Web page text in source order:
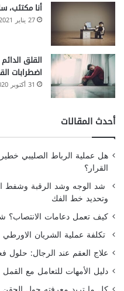
أنا مكتئب،
27 يناير 2021
القلق
اضطرابات
31 أكتوبر 2020
أحدث المقالات
هل عملية الرباط الصليبي
القرار؟
شد الوجه وشد الرقبة وشفط
وتحديد خط الفك
كيف تعمل دعامات الانتصاب؟
تكلفة عملية الشريان الاورطي
علاج العقم عند الرجال: حلول
دليل الأمهات للتعامل مع